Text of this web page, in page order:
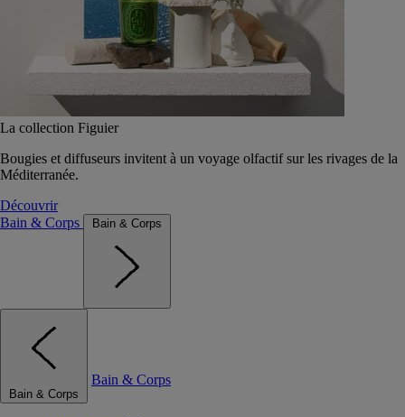
La collection Figuier
Bougies et diffuseurs invitent à un voyage olfactif sur les rivages de la
Méditerranée.
Découvrir
Bain & Corps
Bain & Corps
Bain & Corps
Bain & Corps